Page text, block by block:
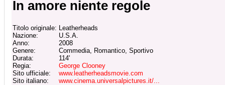
In amore niente regole
Titolo originale: Leatherheads
Nazione:
U.S.A.
Anno:
2008
Genere:
Commedia, Romantico, Sportivo
Durata:
114'
Regia:
George Clooney
Sito ufficiale:
www.leatherheadsmovie.com
Sito italiano:
www.cinema.universalpictures.it/...